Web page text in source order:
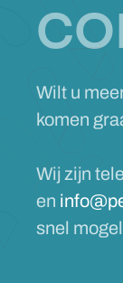
Wilt u
komen
Wij zijn
en
snel